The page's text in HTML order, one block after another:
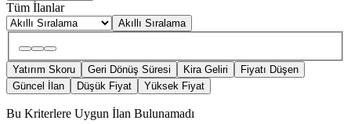
Tüm İlanlar
Akıllı Sıralama
Yatırım Skoru Geri Dönüş Süresi Kira Geliri
Fiyatı Düşen
Güncel İlan
Düşük Fiyat Yüksek Fiyat
Bu Kriterlere Uygun İlan Bulunamadı